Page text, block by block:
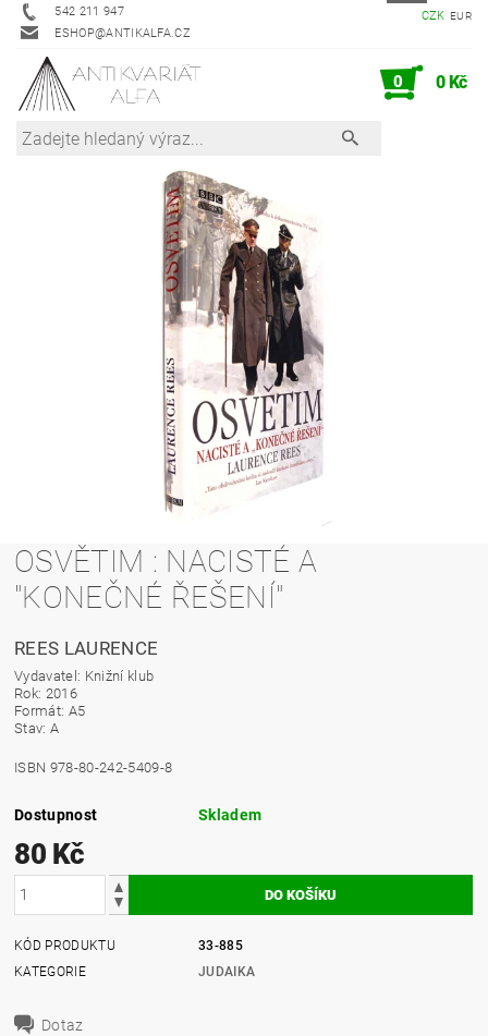
542 211 947
ESHOP@ANTIKALFA.CZ
CZK EUR
0 0 Kč
OSVĚTIM : NACISTÉ A
"KONEČNÉ ŘEŠENÍ"
REES LAURENCE
Vydavatel: Knižní klub
Rok: 2016
Formát: A5
Stav: A
ISBN 978-80-242-5409-8
Dostupnost Skladem
80 Kč
KÓD PRODUKTU
33-885
KATEGORIE
JUDAIKA
Dotaz